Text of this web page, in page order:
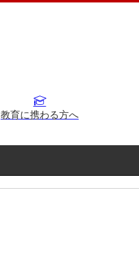
教育に携わる方へ